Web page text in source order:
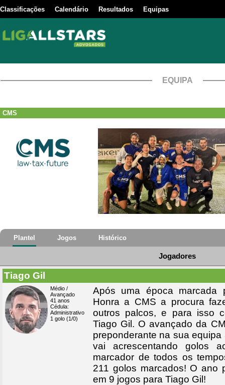
Classificações Calendário Resultados Equipas
EQUIPA
CMS
Plantel Jogos Histórico
Jogadores
Tiago Gil
Médio /
Avançado
41 anos
Cédula:
Administrativo
1 golo (1/0)
Após uma época marcada
Honra a CMS a procura
outros palcos, e para isso
Tiago Gil. O avançado da
preponderante na sua
vai acrescentando golos
marcador de todos os
211 golos marcados! O ano
em 9 jogos para Tiago Gil!